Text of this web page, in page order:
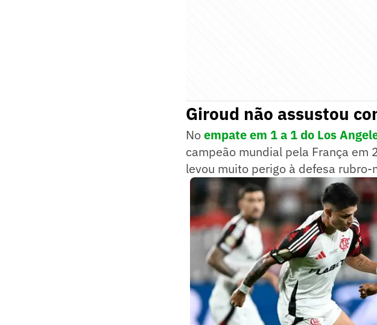
Giroud não assustou
Noempate em 1 a 1 do Los
campeão mundial pela França em
levou muito perigo à defesa rubro-